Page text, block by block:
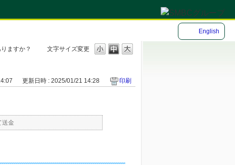
English
文字サイズ変更
ますか？
更新日時 : 2025/01/21 14:28 印刷
送金